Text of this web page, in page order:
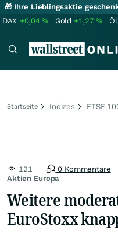
🎁 Ihre Lieblingsaktie
DAX +0,04% Gold +1,27%
Startseite Indizes FTSE
Aktien Europa
121 0 Kommentare
Weitere
EuroStoxx